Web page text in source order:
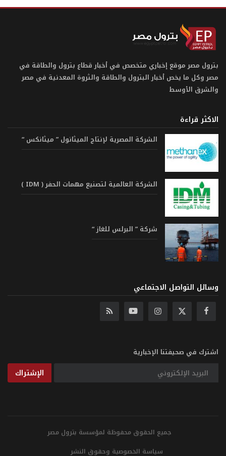
بترول مصر موقع إخباري متخصص في أخبار قطاع بترول والطاقة في
مصر وكل ما يخص أخبار البترول والطاقة والثروة المعدنية في مصر
والشرق الأوسط
الاكثر قراءة
الشركة المصرية لإنتاج الميثانول ” ميثانكس “
الشركة العالمية لتصنيع مهمات الحفر ( IDM )
شركة ” البرلس للغاز “
وسائل التواصل الاجتماعي
اشترك في صحيفتنا الإخبارية
الإشتراك
جميع الحقوق محفوظة لمؤسسة بترول مصر
سياسة الخصوصية وحقوق النشر